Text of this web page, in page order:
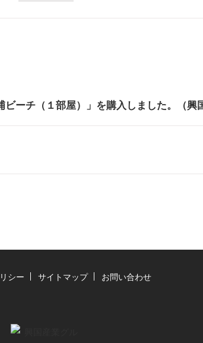
ビーチ（１部屋）」を購入しました。（興
シー サイトマップ お問い合わせ